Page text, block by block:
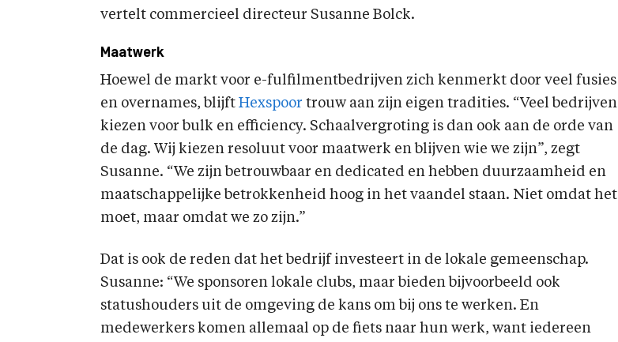
vertelt commercieel directeur Susanne Bolck.
Maatwerk
Hoewel de markt voor e-fulfilmentbedrijven zich kenmerkt door veel fusies
en overnames, blijft Hexspoor trouw aan zijn eigen tradities. “Veel bedrijven
kiezen voor bulk en efficiency. Schaalvergroting is dan ook aan de orde van
de dag. Wij kiezen resoluut voor maatwerk en blijven wie we zijn”, zegt
Susanne. “We zijn betrouwbaar en dedicated en hebben duurzaamheid en
maatschappelijke betrokkenheid hoog in het vaandel staan. Niet omdat het
moet, maar omdat we zo zijn.”
Dat is ook de reden dat het bedrijf investeert in de lokale gemeenschap.
Susanne: “We sponsoren lokale clubs, maar bieden bijvoorbeeld ook
statushouders uit de omgeving de kans om bij ons te werken. En
medewerkers komen allemaal op de fiets naar hun werk, want iedereen